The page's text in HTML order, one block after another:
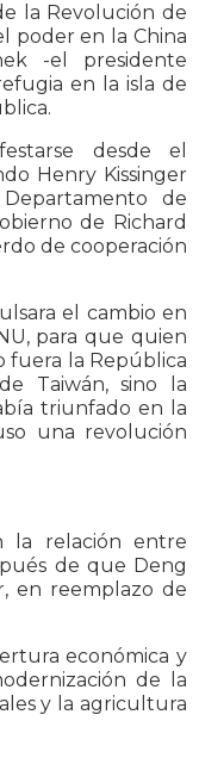
la Revolución de
poder en la China
-el presidente
en la isla de
desde el
Henry Kissinger
de
de Richard
de cooperación
el cambio en
para que quien
fuera la República
Taiwán, sino la
triunfado en la
una revolución
la relación entre
de que Deng
en reemplazo de
económica y
de la
y la agricultura